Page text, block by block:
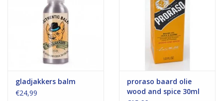
gladjakkers balm
€24,99
proraso baard olie
wood and spice 30ml